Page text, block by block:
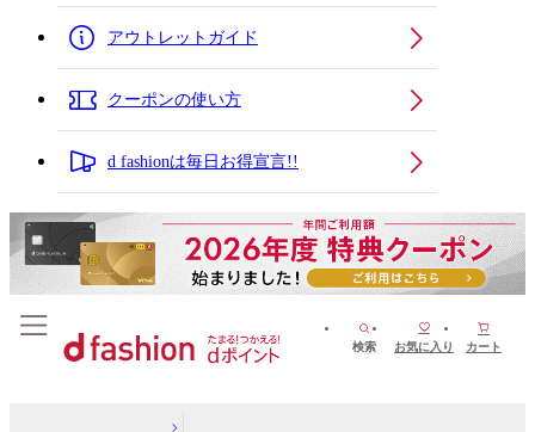
アウトレットガイド
クーポンの使い方
d fashionは毎日お得宣言!!
検索 お気に入り カート